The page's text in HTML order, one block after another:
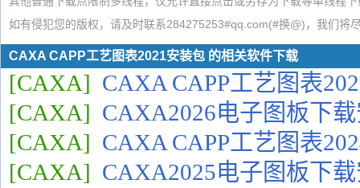
如有侵犯您的版权，请及时联系284275253#qq.com(#换@)，我们将
CAXA CAPP工艺图表2021安装包 的相关软件下载
[CAXA] CAXA CAPP工艺图表
[CAXA] CAXA2026电子图板下
[CAXA] CAXA CAPP工艺图表
[CAXA] CAXA2025电子图板下